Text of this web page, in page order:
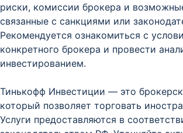
риски, комиссии брокера и
связанные с санкциями или
Рекомендуется ознакомиться с
конкретного брокера и провести
инвестированием.
Тинькофф Инвестиции — это
который позволяет торговать
Услуги предоставляются в